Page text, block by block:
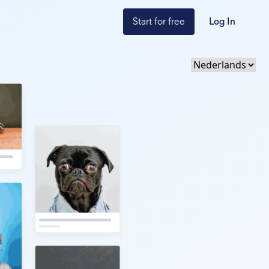
Start for free Log In